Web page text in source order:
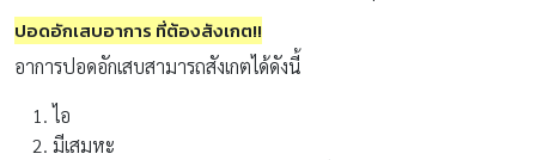
ปอดอักเสบอาการ ที่ต้องสังเกต!!
อาการปอดอักเสบสามารถสังเกตได้ดังนี้
ไอ
มีเสมหะ